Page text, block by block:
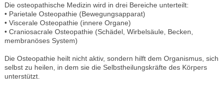
Die osteopathische Medizin wird in drei Bereiche unterteilt:
• Parietale Osteopathie (Bewegungsapparat)
• Viscerale Osteopathie (innere Organe)
• Craniosacrale Osteopathie (Schädel, Wirbelsäule, Becken,
membranöses System)
Die Osteopathie heilt nicht aktiv, sondern hilft dem Organismus, sich
selbst zu heilen, in dem sie die Selbstheilungskräfte des Körpers
unterstützt.